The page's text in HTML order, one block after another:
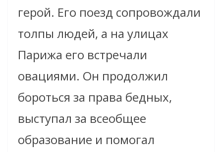
герой. Его поезд сопровождали
толпы людей, а на улицах
Парижа его встречали
овациями. Он продолжил
бороться за права бедных,
выступал за всеобщее
образование и помогал